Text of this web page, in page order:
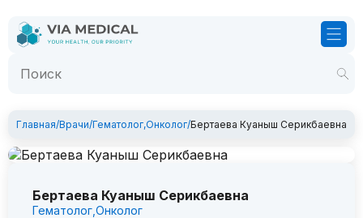
Главная/Врачи/Гематолог,Онколог/Бертаева Куаныш Серикбаевна
Бертаева Куаныш Серикбаевна
Гематолог, Онколог